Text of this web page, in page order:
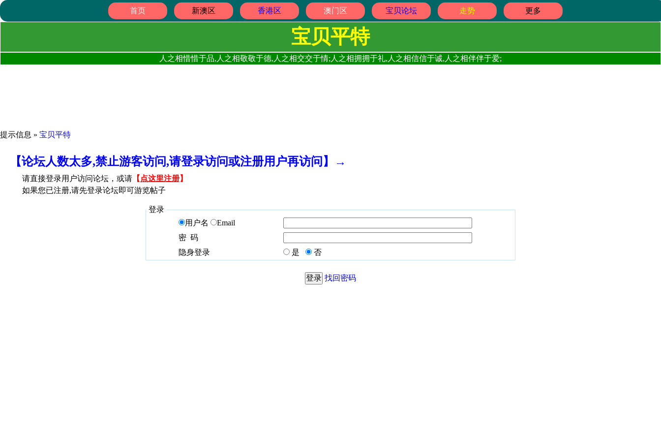
首页 新澳区 香港区 澳门区 宝贝论坛 走势 更多
宝贝平特
人之相惜惜于品,人之相敬敬于德,人之相交交于情;人之相拥拥于礼,人之相信信于诚,人之相伴伴于爱;
提示信息 » 宝贝平特
【论坛人数太多,禁止游客访问,请登录访问或注册用户再访问】→
请直接登录用户访问论坛，或请 【 点这里注册】
如果您已注册,请先登录论坛即可游览帖子
登录
用户名
Email
密 码
隐身登录
是 否
找回密码